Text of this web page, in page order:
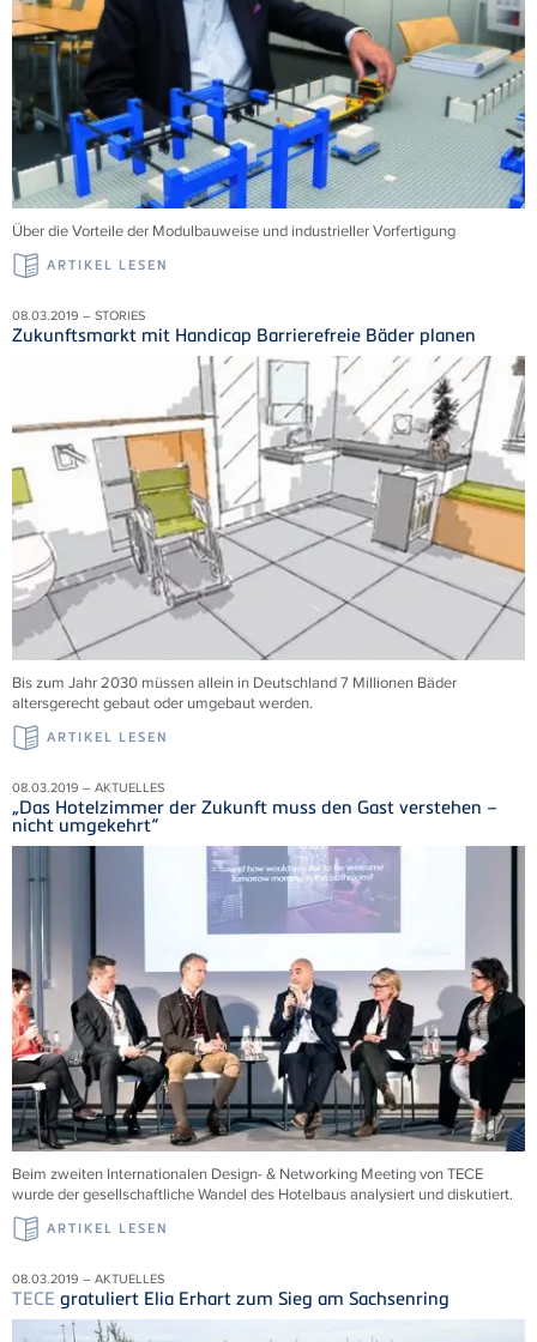
Über die Vorteile der Modulbauweise und industrieller Vorfertigung
ARTIKEL LESEN
08.03.2019 – STORIES
Zukunftsmarkt mit Handicap Barrierefreie Bäder planen
Bis zum Jahr 2030 müssen allein in Deutschland 7 Millionen Bäder
altersgerecht gebaut oder umgebaut werden.
ARTIKEL LESEN
08.03.2019 – AKTUELLES
„Das Hotelzimmer der Zukunft muss den Gast verstehen –
nicht umgekehrt“
Beim zweiten Internationalen Design- & Networking Meeting von TECE
wurde der gesellschaftliche Wandel des Hotelbaus analysiert und diskutiert.
ARTIKEL LESEN
08.03.2019 – AKTUELLES
TECE gratuliert Elia Erhart zum Sieg am Sachsenring